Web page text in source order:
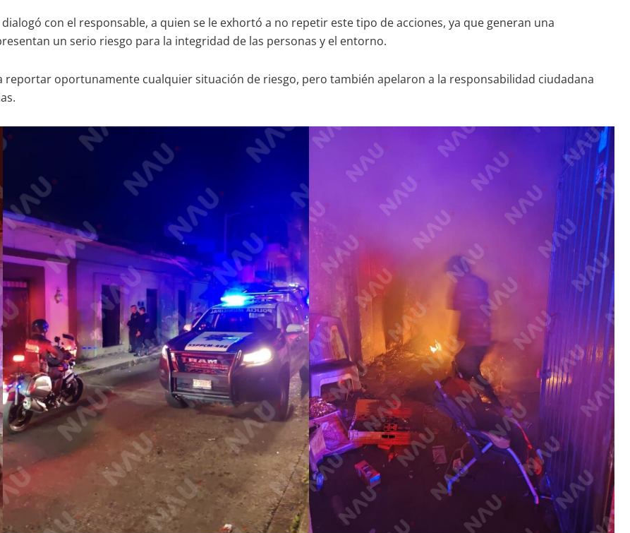
con el responsable, a quien se le exhortó a no repetir este tipo de acciones, ya que generan una
un serio riesgo para la integridad de las personas y el entorno.
oportunamente cualquier situación de riesgo, pero también apelaron a la responsabilidad ciudadana